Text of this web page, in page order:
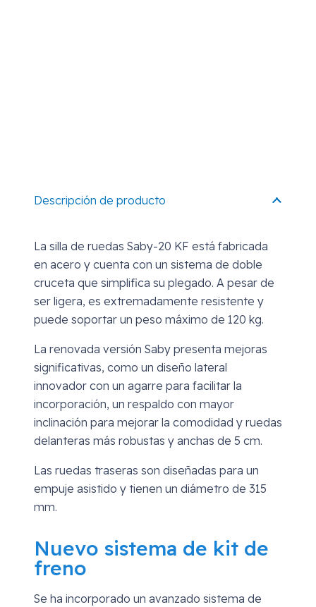
Descripción de producto
La silla de ruedas Saby-20 KF está fabricada
en acero y cuenta con un sistema de doble
cruceta que simplifica su plegado. A pesar de
ser ligera, es extremadamente resistente y
puede soportar un peso máximo de 120 kg.
La renovada versión Saby presenta mejoras
significativas, como un diseño lateral
innovador con un agarre para facilitar la
incorporación, un respaldo con mayor
inclinación para mejorar la comodidad y ruedas
delanteras más robustas y anchas de 5 cm.
Las ruedas traseras son diseñadas para un
empuje asistido y tienen un diámetro de 315
mm.
Nuevo sistema de kit de
freno
Se ha incorporado un avanzado sistema de